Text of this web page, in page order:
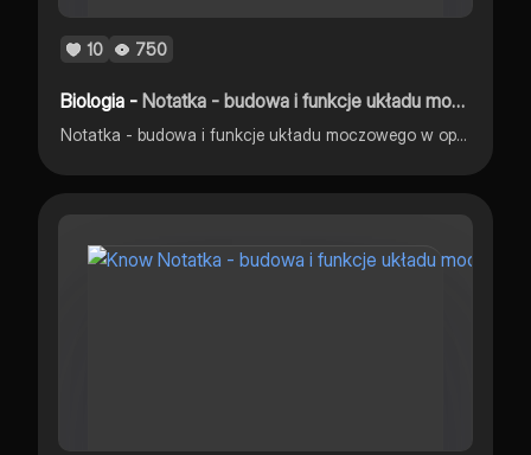
10 750
Biologia -Notatka - budowa i funkcje układu moczowego
Notatka - budowa i funkcje układu moczowego w oparciu o podręcznik Nowa Era ,,biologia na czasie 3 zakres rozszerzony,,